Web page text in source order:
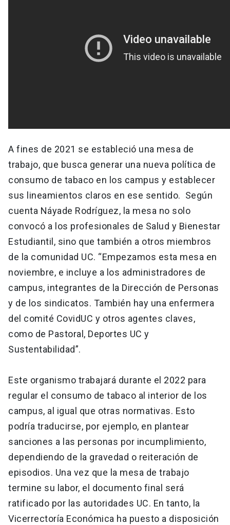
A fines de 2021 se estableció una mesa de
trabajo, que busca generar una nueva política de
consumo de tabaco en los campus y establecer
sus lineamientos claros en ese sentido. Según
cuenta Náyade Rodríguez, la mesa no solo
convocó a los profesionales de Salud y Bienestar
Estudiantil, sino que también a otros miembros
de la comunidad UC. “Empezamos esta mesa en
noviembre, e incluye a los administradores de
campus, integrantes de la Dirección de Personas
y de los sindicatos. También hay una enfermera
del comité CovidUC y otros agentes claves,
como de Pastoral, Deportes UC y
Sustentabilidad”.
Este organismo trabajará durante el 2022 para
regular el consumo de tabaco al interior de los
campus, al igual que otras normativas. Esto
podría traducirse, por ejemplo, en plantear
sanciones a las personas por incumplimiento,
dependiendo de la gravedad o reiteración de
episodios. Una vez que la mesa de trabajo
termine su labor, el documento final será
ratificado por las autoridades UC. En tanto, la
Vicerrectoría Económica ha puesto a disposición